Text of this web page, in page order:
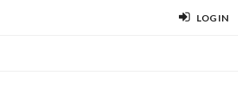
LOG IN